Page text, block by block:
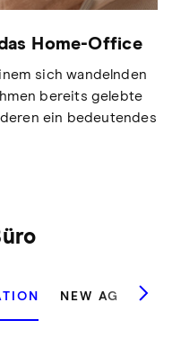
Home-Office
sich wandelnden
bereits gelebte
ein bedeutendes
NEW AG